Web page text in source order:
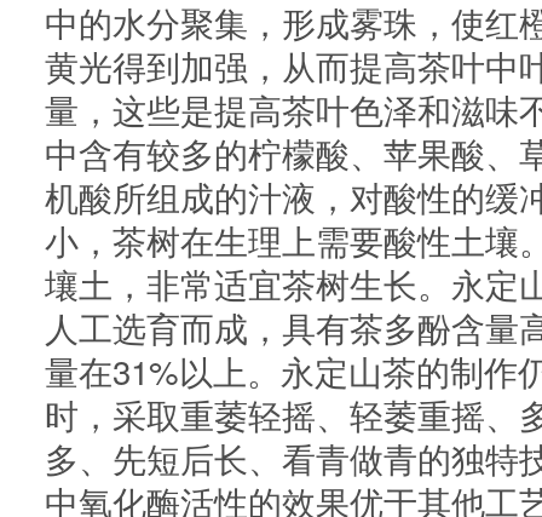
中的水分聚集，形成雾珠，使红
黄光得到加强，从而提高茶叶中
量，这些是提高茶叶色泽和滋味
中含有较多的柠檬酸、苹果酸、
机酸所组成的汁液，对酸性的缓
小，茶树在生理上需要酸性土壤
壤土，非常适宜茶树生长。永定
人工选育而成，具有茶多酚含量
量在31%以上。永定山茶的制作
时，采取重萎轻摇、轻萎重摇、
多、先短后长、看青做青的独特
中氧化酶活性的效果优于其他工